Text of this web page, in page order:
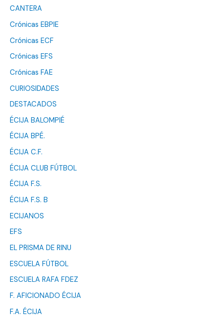
CANTERA
Crónicas EBPIE
Crónicas ECF
Crónicas EFS
Crónicas FAE
CURIOSIDADES
DESTACADOS
ÉCIJA BALOMPIÉ
ÉCIJA BPÉ.
ÉCIJA C.F.
ÉCIJA CLUB FÚTBOL
ÉCIJA F.S.
ÉCIJA F.S. B
ECIJANOS
EFS
EL PRISMA DE RINU
ESCUELA FÚTBOL
ESCUELA RAFA FDEZ
F. AFICIONADO ÉCIJA
F.A. ÉCIJA